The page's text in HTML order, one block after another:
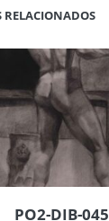
RELACIONADOS
PO2-DIB-045